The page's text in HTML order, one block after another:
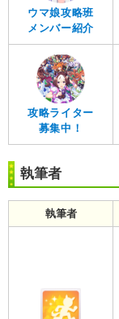
ウマ娘攻略班
メンバー紹介
攻略ライター
募集中！
執筆者
執筆者